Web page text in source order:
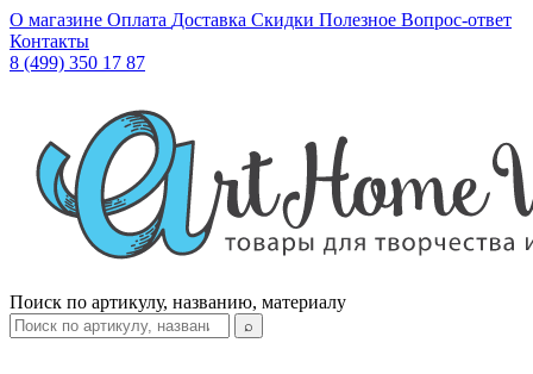
О магазине Оплата Доставка Скидки Полезное Вопрос-ответ
Контакты
8 (499) 350 17 87
Поиск по артикулу, названию, материалу
⌕